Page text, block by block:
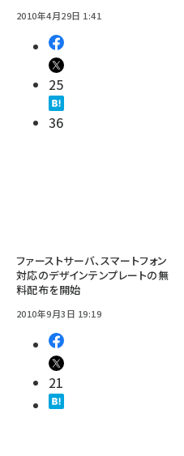
2010年4月29日 1:41
25
36
ファーストサーバ、スマートフォン
対応のデザインテンプレートの無
料配布を開始
2010年9月3日 19:19
21